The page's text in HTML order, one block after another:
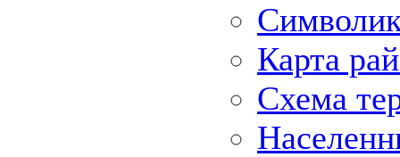
Карта
Схема